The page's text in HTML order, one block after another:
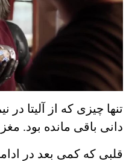
تنها چیزی که از آلیتا در
دانی باقی مانده بود.
قلبی که کمی بعد در